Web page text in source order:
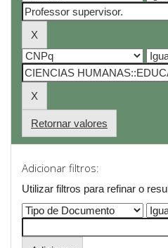
Retornar valores
Adicionar filtros:
Utilizar filtros para refinar o